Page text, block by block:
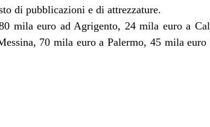
di pubblicazioni e di attrezzature.
mila euro ad Agrigento, 24 mila euro a
70 mila euro a Palermo, 45 mila